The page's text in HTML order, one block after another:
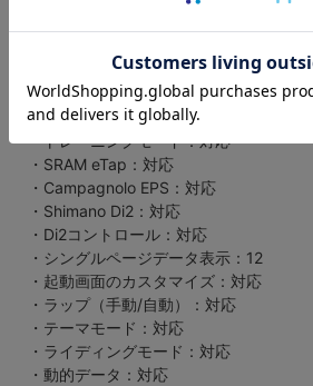
・電動自転車（E-Bike）：対応
・スマートトレーナー接続：対応
・スマートトレーナーの制御：対応
・トレーニングモード：対応
・SRAM eTap：対応
・Campagnolo EPS：対応
・Shimano Di2：対応
・Di2コントロール：対応
・シングルページデータ表示：12
・起動画面のカスタマイズ：対応
・ラップ（手動/自動）：対応
・テーマモード：対応
・ライディングモード：対応
・動的データ：対応